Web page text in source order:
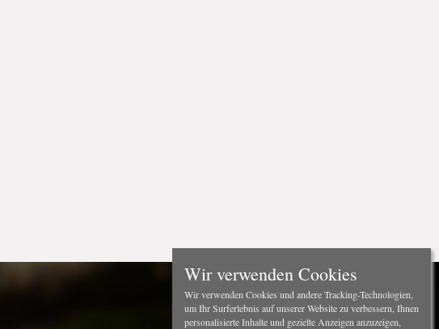
Wir verwenden Cookies
Wir verwenden Cookies und andere Tracking-Technologien,
um Ihr Surferlebnis auf unserer Website zu verbessern, Ihnen
personalisierte Inhalte und gezielte Anzeigen anzuzeigen,